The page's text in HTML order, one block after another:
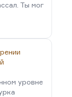
Ты мог
уровне